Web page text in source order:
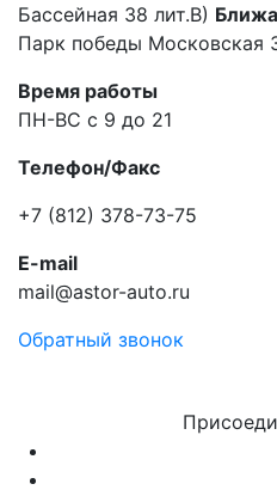
Бассейная 38 лит.В)
Парк победы Московская
Время работы
ПН-ВС с 9 до 21
Телефон/Факс
+7 (812) 378-73-75
E-mail
mail@astor-auto.ru
Обратный звонок